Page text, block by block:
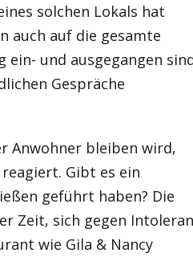
solchen Lokals hat
auch auf die gesamte
ein- und ausgegangen
Gespräche
Anwohner bleiben wird,
Gibt es ein
geführt haben? Die
Zeit, sich gegen
wie Gila & Nancy